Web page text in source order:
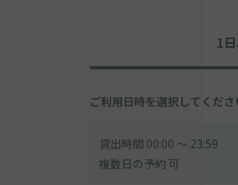
1
ご利用日時を選択してくださ
貸出時間 00:00 〜 23:59
複数日の予約 可